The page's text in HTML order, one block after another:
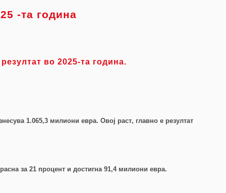
-та година
во 2025-та година.
1.065,3 милиони евра. Овој раст, главно е резултат
за 21 процент и достигна 91,4 милиони евра.